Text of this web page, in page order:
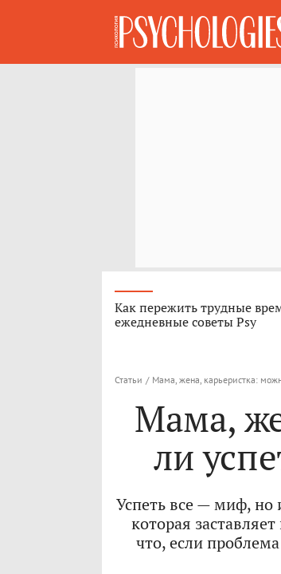
Как пережить трудные
ежедневные советы Psy
Статьи / Мама, жена, карьеристка:
Мама,
ли
Успеть все — миф, но
которая
что, если